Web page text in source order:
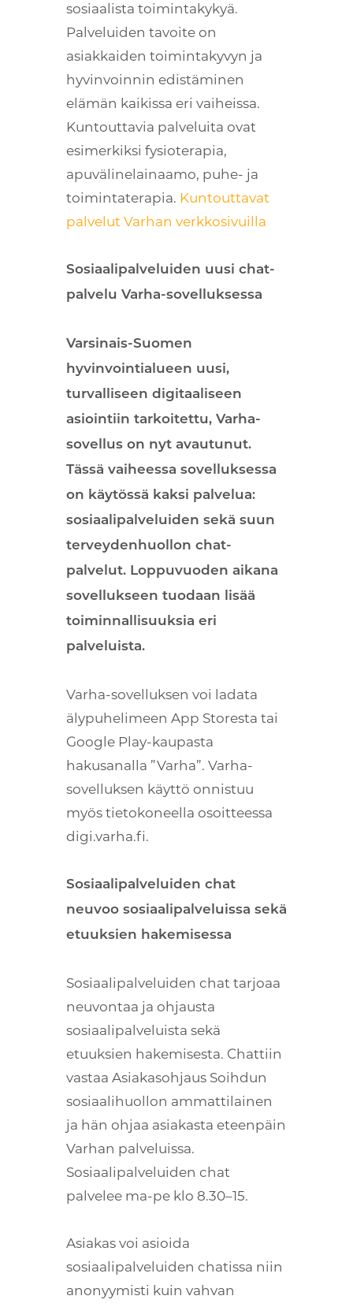
sosiaalista toimintakykyä.
Palveluiden tavoite on
asiakkaiden toimintakyvyn ja
hyvinvoinnin edistäminen
elämän kaikissa eri vaiheissa.
Kuntouttavia palveluita ovat
esimerkiksi fysioterapia,
apuvälinelainaamo, puhe- ja
toimintaterapia. Kuntouttavat
palvelut Varhan verkkosivuilla
Sosiaalipalveluiden uusi chat-
palvelu Varha-sovelluksessa
Varsinais-Suomen
hyvinvointialueen uusi,
turvalliseen digitaaliseen
asiointiin tarkoitettu, Varha-
sovellus on nyt avautunut.
Tässä vaiheessa sovelluksessa
on käytössä kaksi palvelua:
sosiaalipalveluiden sekä suun
terveydenhuollon chat-
palvelut. Loppuvuoden aikana
sovellukseen tuodaan lisää
toiminnallisuuksia eri
palveluista.
Varha-sovelluksen voi ladata
älypuhelimeen App Storesta tai
Google Play-kaupasta
hakusanalla ”Varha”. Varha-
sovelluksen käyttö onnistuu
myös tietokoneella osoitteessa
digi.varha.fi.
Sosiaalipalveluiden chat
neuvoo sosiaalipalveluissa sekä
etuuksien hakemisessa
Sosiaalipalveluiden chat tarjoaa
neuvontaa ja ohjausta
sosiaalipalveluista sekä
etuuksien hakemisesta. Chattiin
vastaa Asiakasohjaus Soihdun
sosiaalihuollon ammattilainen
ja hän ohjaa asiakasta eteenpäin
Varhan palveluissa.
Sosiaalipalveluiden chat
palvelee ma-pe klo 8.30–15.
Asiakas voi asioida
sosiaalipalveluiden chatissa niin
anonyymisti kuin vahvan